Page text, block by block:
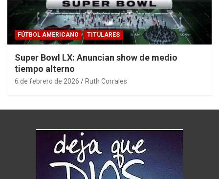
FÚTBOL AMERICANO TITULARES
Super Bowl LX: Anuncian show de medio
tiempo alterno
6 de febrero de 2026 Ruth Corrales